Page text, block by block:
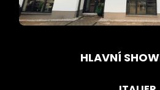
HLAVNÍ